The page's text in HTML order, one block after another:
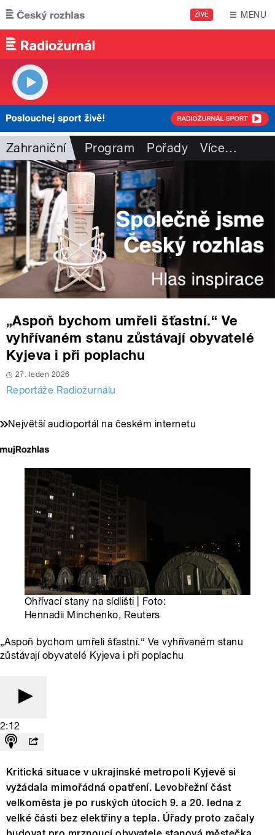
Přejít k hlavnímu obsahu
ŽIVĚ MENU
Zahraniční Program Pořady Více…
„Aspoň bychom umřeli šťastní.“ Ve
vyhřívaném stanu zůstávají obyvatelé
Kyjeva i při poplachu
27. leden 2026
Reportáže Radiožurnálu
Největší audioportál na českém internetu
Ohřívací stany na sídlišti | Foto:
Hennadii Minchenko, Reuters
„Aspoň bychom umřeli šťastní.“ Ve vyhřívaném stanu
zůstávají obyvatelé Kyjeva i při poplachu
2:12
Kritická situace v ukrajinské metropoli Kyjevě si
vyžádala mimořádná opatření. Levobřežní část
velkoměsta je po ruských útocích 9. a 20. ledna z
velké části bez elektřiny a tepla. Úřady proto začaly